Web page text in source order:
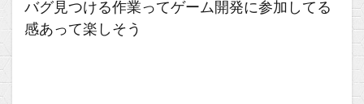
バグ見つける作業ってゲーム開発に参加してる
感あって楽しそう